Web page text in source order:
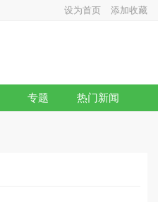
设为首页 添加收藏
专题 热门新闻